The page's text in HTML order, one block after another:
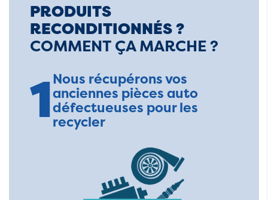
PRODUITS
RECONDITIONNÉS ?
COMMENT ÇA MARCHE ?
1Nous récupérons vos
anciennes pièces auto
défectueuses pour les
recycler